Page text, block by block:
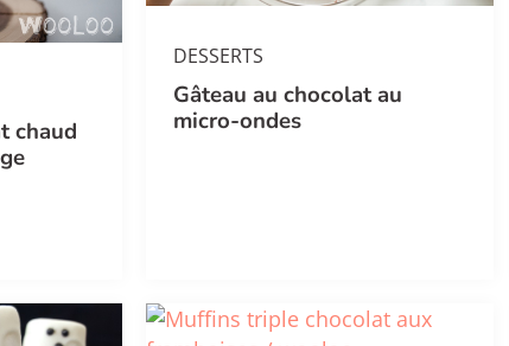
chaud
DESSERTS
Gâteau au chocolat au
micro-ondes